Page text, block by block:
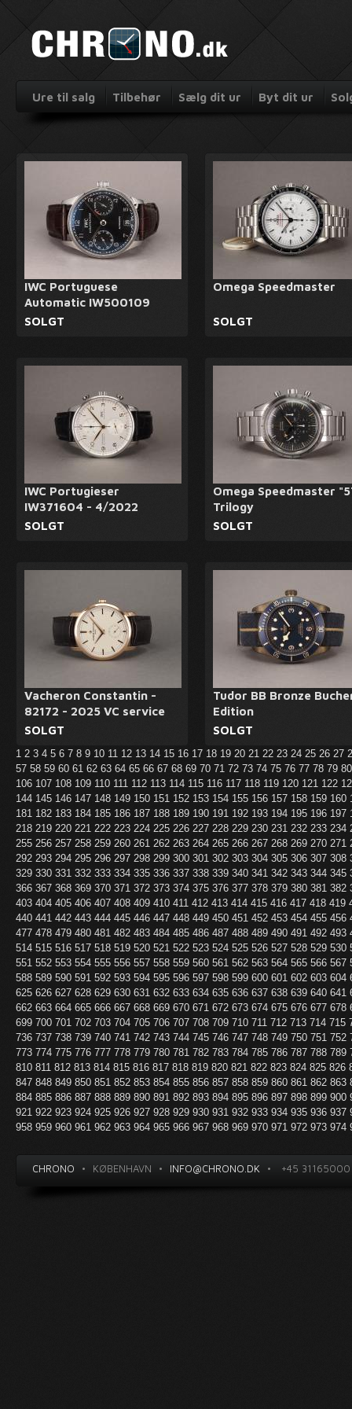
Ure til salg Tilbehør Sælg dit ur Byt dit ur
IWC Portuguese
Automatic IW500109
SOLGT
Omega Speedmaster
SOLGT
IWC Portugieser
IW371604 - 4/2022
SOLGT
Omega Speedmaster
Trilogy
SOLGT
Vacheron Constantin -
82172 - 2025 VC service
SOLGT
Tudor BB Bronze
Edition
SOLGT
1 2 3 4 5 6 7 8 9 10 11 12 13 14 15 16 17 18 19 20 21 22 23 24 25 26 27
57 58 59 60 61 62 63 64 65 66 67 68 69 70 71 72 73 74 75 76 77 78 79
106 107 108 109 110 111 112 113 114 115 116 117 118 119 120 121 122
144 145 146 147 148 149 150 151 152 153 154 155 156 157 158 159 160
181 182 183 184 185 186 187 188 189 190 191 192 193 194 195 196 197
218 219 220 221 222 223 224 225 226 227 228 229 230 231 232 233 234
255 256 257 258 259 260 261 262 263 264 265 266 267 268 269 270 271
292 293 294 295 296 297 298 299 300 301 302 303 304 305 306 307 308
329 330 331 332 333 334 335 336 337 338 339 340 341 342 343 344 345
366 367 368 369 370 371 372 373 374 375 376 377 378 379 380 381 382
403 404 405 406 407 408 409 410 411 412 413 414 415 416 417 418 419
440 441 442 443 444 445 446 447 448 449 450 451 452 453 454 455 456
477 478 479 480 481 482 483 484 485 486 487 488 489 490 491 492 493
514 515 516 517 518 519 520 521 522 523 524 525 526 527 528 529 530
551 552 553 554 555 556 557 558 559 560 561 562 563 564 565 566 567
588 589 590 591 592 593 594 595 596 597 598 599 600 601 602 603 604
625 626 627 628 629 630 631 632 633 634 635 636 637 638 639 640 641
662 663 664 665 666 667 668 669 670 671 672 673 674 675 676 677 678
699 700 701 702 703 704 705 706 707 708 709 710 711 712 713 714 715
736 737 738 739 740 741 742 743 744 745 746 747 748 749 750 751 752
773 774 775 776 777 778 779 780 781 782 783 784 785 786 787 788 789
810 811 812 813 814 815 816 817 818 819 820 821 822 823 824 825 826
847 848 849 850 851 852 853 854 855 856 857 858 859 860 861 862 863
884 885 886 887 888 889 890 891 892 893 894 895 896 897 898 899 900
921 922 923 924 925 926 927 928 929 930 931 932 933 934 935 936 937
958 959 960 961 962 963 964 965 966 967 968 969 970 971 972 973 974
CHRONO • KØBENHAVN • INFO@CHRONO.DK • +45 31165000